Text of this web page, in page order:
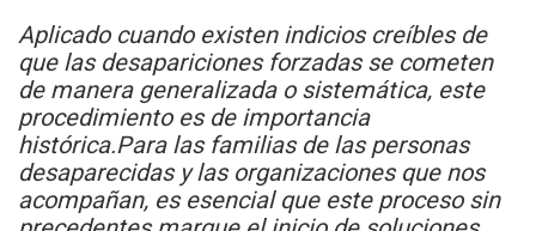
Aplicado cuando existen indicios creíbles de
que las desapariciones forzadas se cometen
de manera generalizada o sistemática, este
procedimiento es de importancia
histórica.Para las familias de las personas
desaparecidas y las organizaciones que nos
acompañan, es esencial que este proceso sin